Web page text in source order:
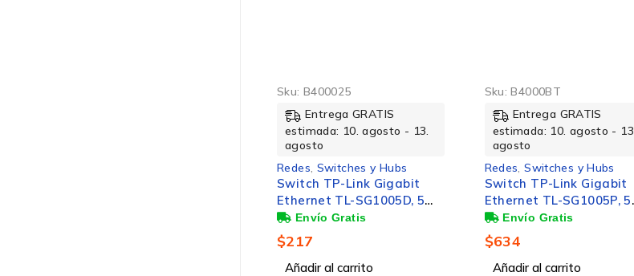
Sku: B400025
Entrega GRATIS
estimada: 10. agosto - 13.
agosto
Redes Switches y Hubs
Switch TP-Link Gigabit
Ethernet TL-SG1005D, 5
Puertos 10/100/1000Mbps,
16Gbit/s – No
Administrable
$217
Añadir al carrito
Sku:B4000BT
Entrega GRATIS
estimada: 10. agosto - 13.
agosto
Redes ,Switches y Hubs
Switch TP-Link Gigabit
Ethernet TL-SG1005P, 5
Puertos 10/100/1000 (4x
PoE), 10Gbit/s, 2000
Entradas - No
Administrable
$634
Añadir al carrito